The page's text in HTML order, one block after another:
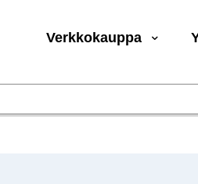
Verkkokauppa